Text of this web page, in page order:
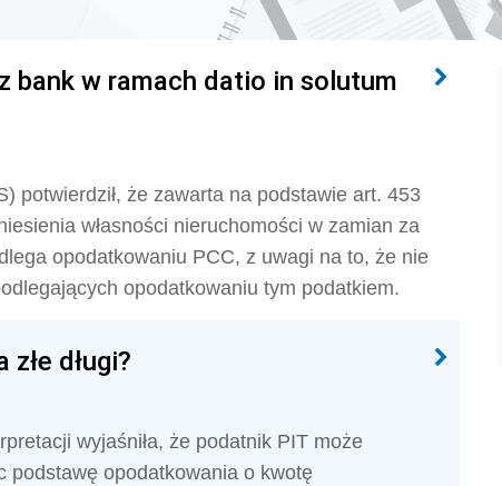
bank w ramach datio in solutum
potwierdził, że zawarta na podstawie art. 453
własności nieruchomości w zamian za
opodatkowaniu PCC, z uwagi na to, że nie
opodatkowaniu tym podatkiem.
długi?
wyjaśniła, że podatnik PIT może
podstawę opodatkowania o kwotę